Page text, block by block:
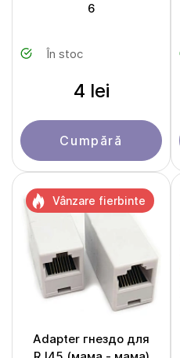
6
În stoc
4 lei
Cumpără
Adapter гнездо для
Vânzare fierbinte